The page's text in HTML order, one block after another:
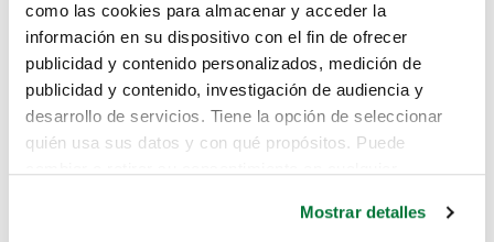
como las cookies para almacenar y acceder la
información en su dispositivo con el fin de ofrecer
publicidad y contenido personalizados, medición de
publicidad y contenido, investigación de audiencia y
desarrollo de servicios. Tiene la opción de seleccionar
quién usa sus datos y con qué propósitos. Puede
Mostrar detalles
Lo sentimos, no sabemos como
te hemos traido hasta aquí.
Pero puedes encontrar el coche que estás
buscando en alguno de estos enlaces: